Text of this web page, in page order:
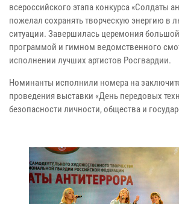
всероссийского этапа конкурса «Солдаты
пожелал сохранять творческую энергию в
ситуации. Завершилась церемония
программой и гимном ведомственного
исполнении лучших артистов Росгвардии.
Номинанты исполнили номера на
проведения выставки «День передовых
безопасности личности, общества и